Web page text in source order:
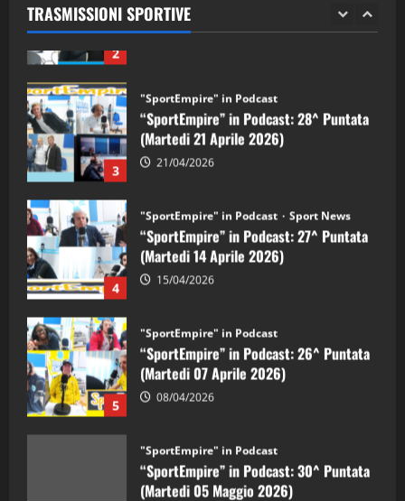
TRASMISSIONI SPORTIVE
2 28/04/2026
3
(Martedi 21 Aprile 2026)
21/04/2026
4
(Martedi 14 Aprile 2026)
15/04/2026
5
(Martedi 07 Aprile 2026)
08/04/2026
(Martedi 05 Maggio 2026)
08/05/2026